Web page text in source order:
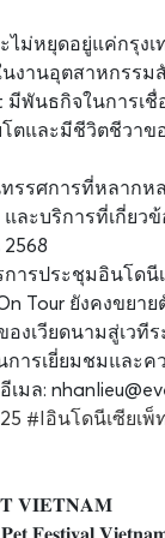
ม่หยุดอยู่แค่กรุง
นงานอุตสาหกรร
มีพันธกิจในการเ
ตและมีชีวิตชีวา
รศการที่หลากห
ละบริการที่เกี่ยวข้
ารประชุมอินโดนี
Tour ยังคงขยา
องเวียดนามสู่เวที
การเยี่ยมชมแล
อีเมล:
#Iอินโดนีเซียเพ็
𝐕𝐈𝐄𝐓𝐍𝐀𝐌
𝐅𝐞𝐬𝐭𝐢𝐯𝐚𝐥